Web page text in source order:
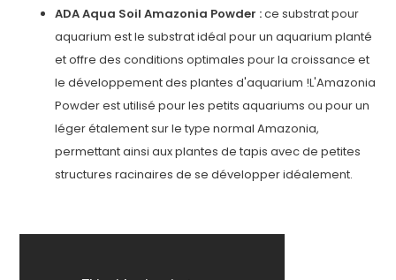
ADA Aqua Soil Amazonia Powder :ce substrat pour
aquarium est le substrat idéal pour un aquarium planté
et offre des conditions optimales pour la croissance et
le développement des plantes d'aquarium !L'Amazonia
Powder est utilisé pour les petits aquariums ou pour un
léger étalement sur le type normal Amazonia,
permettant ainsi aux plantes de tapis avec de petites
structures racinaires de se développer idéalement.